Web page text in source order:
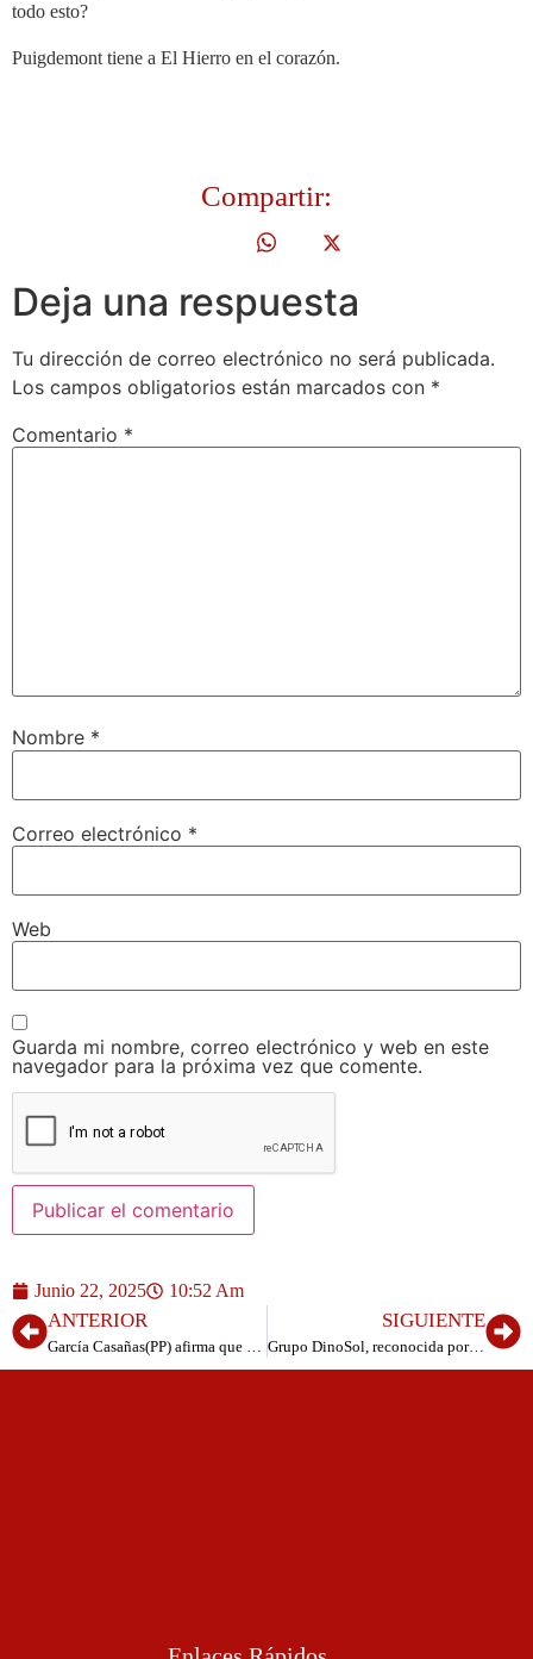
todo esto?
Puigdemont tiene a El Hierro en el corazón.
Compartir:
Deja una respuesta
Tu dirección de correo electrónico no será publicada.
Los campos obligatorios están marcados con *
Comentario *
Nombre *
Correo electrónico *
Web
Guarda mi nombre, correo electrónico y web en este
navegador para la próxima vez que comente.
Junio 22, 2025 10:52 Am
ANTERIOR SIGUIENTE
Grupo DinoSol, reconocida por CEOE Tenerife como la empresa más comprometida de Canarias